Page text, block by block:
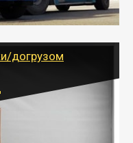
услуги по
и юридических лиц
догрузом
Еврофура от 5 до